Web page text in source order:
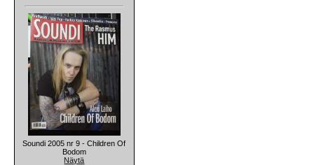
Soundi 2005 nr 9 - Children Of
Bodom
Näytä